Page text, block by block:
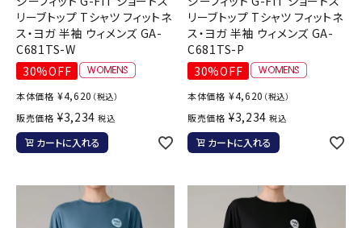
リーブトップ Tシャツ フィットネ
ス・ヨガ 半袖 ウィメンズ GA-
C681TS-W
30%OFF
本体価格 ¥4,620 （税込）
販売価格 ¥3,234 税込
カートに入れる
リーブトップ Tシャツ フィットネ
ス・ヨガ 半袖 ウィメンズ GA-
C681TS-P
30%OFF
本体価格 ¥4,620 （税込）
販売価格 ¥3,234 税込
カートに入れる